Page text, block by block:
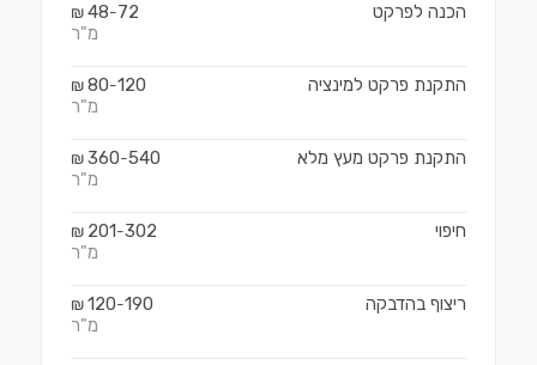
הכנה לפרקט 48-72
₪
מ"ר
התקנת פרקט למינציה 80-120
₪
מ"ר
התקנת פרקט מעץ מלא 360-540
₪
מ"ר
חיפוי 201-302
₪
מ"ר
ריצוף בהדבקה 120-190
₪
מ"ר